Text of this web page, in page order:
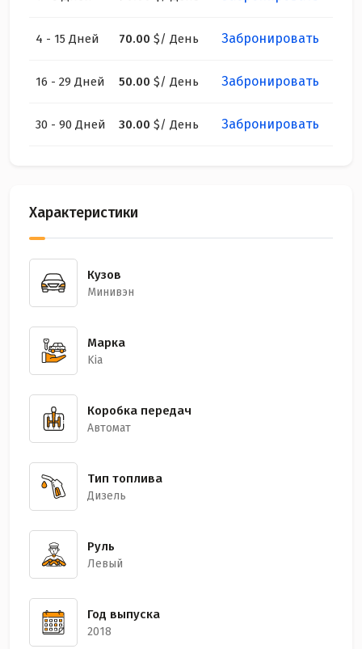
4 - 15 Дней 70.00 $/ День Забронировать
16 - 29 Дней 50.00 $/ День Забронировать
30 - 90 Дней 30.00 $/ День Забронировать
Характеристики
Кузов
Минивэн
Марка
Kia
Коробка передач
Автомат
Тип топлива
Дизель
Руль
Левый
Год выпуска
2018